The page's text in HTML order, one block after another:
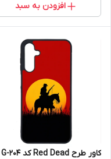
افزودن به سبد
کاور طرح Red Dead کد G-204